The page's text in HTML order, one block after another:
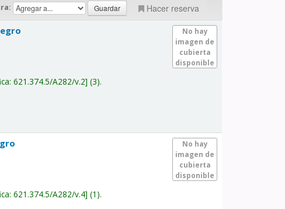
Hacer reserva
No hay
imagen de
cubierta
disponible
621.374.5/A282/v.2 (3).
No hay
imagen de
cubierta
disponible
621.374.5/A282/v.4 (1).